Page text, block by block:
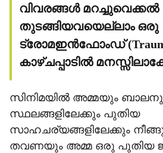
വിവരങ്ങള്‍ മറച്ചുവെക്കല്‍
തുടങ്ങിയവയെല്ലാം ഒരു
ട്രോമഇന്‍ഫോംഡ്
കാഴ്ചപ്പാടില്‍
സിനിമയില്‍ അമ്മയും
സ്ഥലങ്ങളിലേക്കും പുതിയ
സാഹചര്യങ്ങളിലേക്കും
തവണയും അമ്മ ഒരു പുതിയ